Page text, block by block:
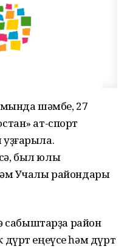
шәмбе, 27
ат-спорт
был юлы
Учалы райондары
сабыштарҙа район
еңеүсе һәм дүрт